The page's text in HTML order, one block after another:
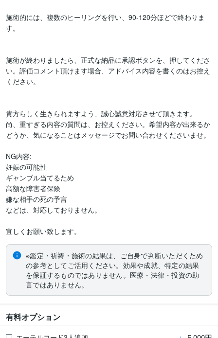
施術的には、複数のヒーリングを行い、90-120分ほどで終わりま
す。
施術が終わりましたら、正式な納品に承認ボタンを、押してくださ
い。評価コメント頂けます場合、アドバイス内容を書くのはお控え
ください。
貴方らしく生きられますよう、誠心誠意対応させて頂きます。
尚、重すぎる内容の質問は、お控えください。希望内容が出来るか
どうか、気になることはメッセージでお問い合わせくださいませ。
NG内容:
妊娠の可能性
ギャンブル当てるため
高額な障害者保険
嫌な相手の死の予言
などは、対応しておりません。
宜しくお願い致します。
※鑑定・祈祷・施術の結果は、ご自身で判断いただくため
の参考としてご活用ください。効果や成就、特定の結果
を保証するものではありません。医療・法律・投資の助
言ではありません。
有料オプション